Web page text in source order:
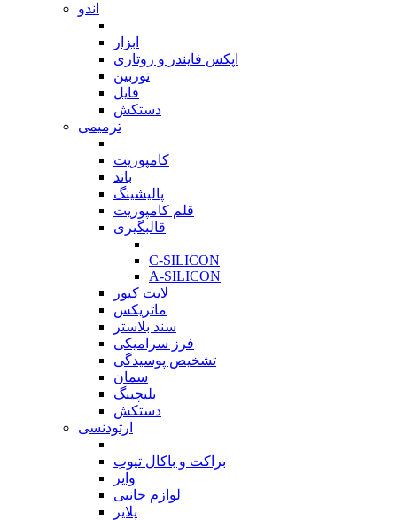
اندو
ابزار
اپکس فایندر و روتاری
توربین
فایل
دستکش
ترمیمی
کامپوزیت
باند
پالیشینگ
قلم کامپوزیت
قالبگیری
C-SILICON
A-SILICON
لایت کیور
ماتریکس
سند بلاستر
فرز سرامیکی
تشخیص پوسیدگی
سمان
بلیچینگ
دستکش
ارتودنسی
براکت و باکال تیوب
وایر
لوازم جانبی
پلایر